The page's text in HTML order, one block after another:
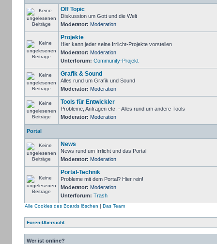
Off Topic
Diskussion um Gott und die Welt
Moderator: Moderation
Projekte
Hier kann jeder seine Irrlicht-Projekte vorstellen
Moderator: Moderation
Unterforum: Community-Projekt
Grafik & Sound
Alles rund um Grafik und Sound
Moderator: Moderation
Tools für Entwickler
Probleme, Anfragen etc. - Alles rund um andere Tools
Moderator: Moderation
Portal
News
News rund um Irrlicht und das Portal
Moderator: Moderation
Portal-Technik
Probleme mit dem Portal? Hier rein!
Moderator: Moderation
Unterforum: Trash
Alle Cookies des Boards löschen | Das Team
Foren-Übersicht
Wer ist online?